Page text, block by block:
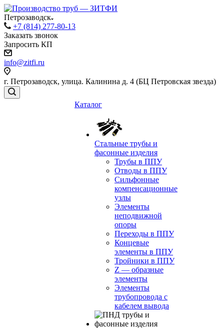
Петрозаводск
+7 (814) 277-80-13
Заказать звонок
Запросить КП
info@zitfi.ru
г. Петрозаводск, улица. Калинина д. 4 (БЦ Петровская звезда)
Каталог
Стальные трубы и
фасонные изделия
Трубы в ППУ
Отводы в ППУ
Сильфонные
компенсационные
узлы
Элементы
неподвижной
опоры
Переходы в ППУ
Концевые
элементы в ППУ
Тройники в ППУ
Z — образные
элементы
Элементы
трубопровода с
кабелем вывода